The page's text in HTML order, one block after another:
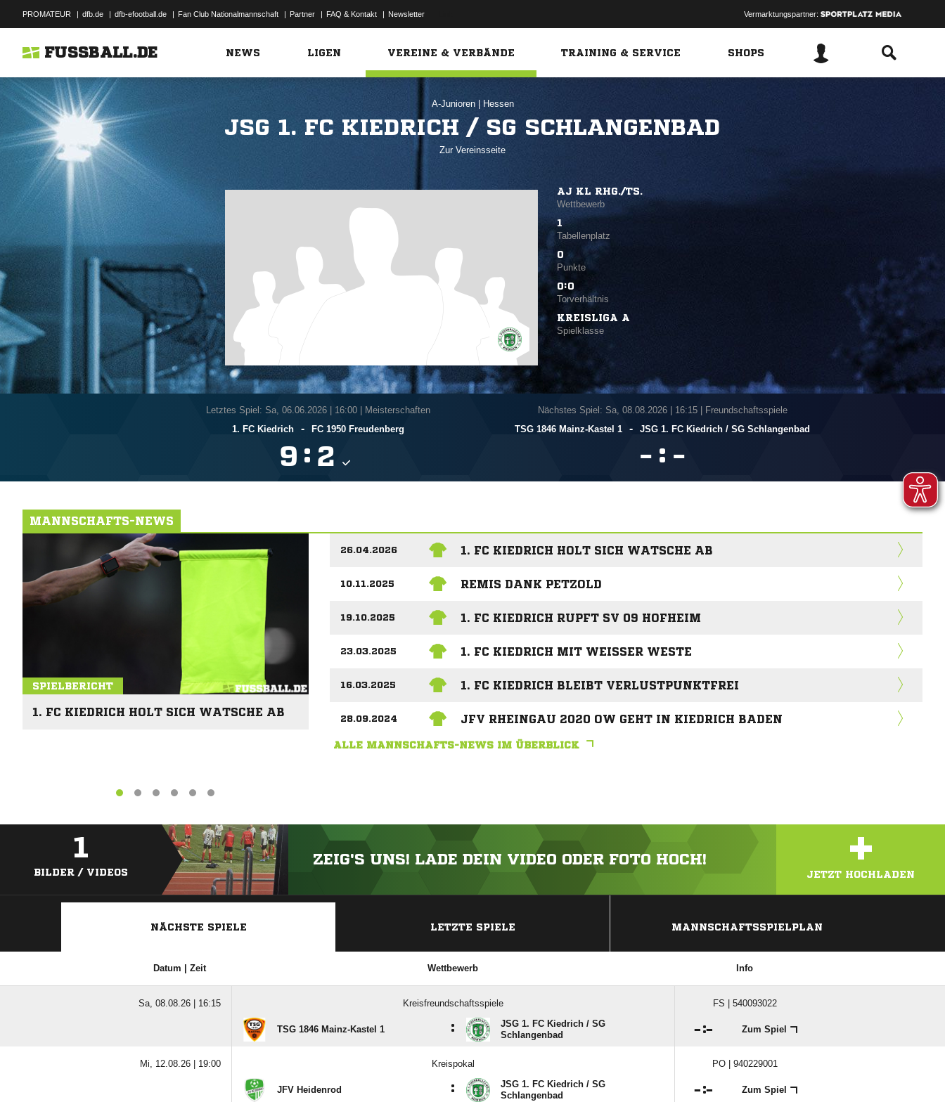
PROMATEUR | dfb.de | dfb-efootball.de | Fan Club Nationalmannschaft | Partner | FAQ & Kontakt | Newsletter Vermarktungspartner:
FUSSBALL.DE NEWS LIGEN VEREINE & VERBÄNDE TRAINING & SERVICE SHOPS
A-Junioren Hessen
JSG 1. FC KIEDRICH / SG SCHLANGENBAD
Zur Vereinsseite
AJ KL RHG./TS.
Wettbewerb
1
Tabellenplatz
0
Punkte
0:0
Torverhältnis
KREISLIGA A
Spielklasse
Letztes Spiel: Sa, 06.06.2026| 16:00 | Meisterschaften
1. FC Kiedrich
- FC 1950 Freudenberg
 : 
Nächstes Spiel: Sa, 08.08.2026| 16:15 | Freundschaftsspiele
TSG 1846 Mainz-Kastel 1
- JSG 1. FC Kiedrich /​ SG Schlangenbad
 : 
MANNSCHAFTS-NEWS
SPIELBERICHT
1. FC KIEDRICH HOLT SICH WATSCHE AB
26.04.2026 1. FC KIEDRICH HOLT SICH WATSCHE AB
10.11.2025 REMIS DANK PETZOLD
19.10.2025 1. FC KIEDRICH RUPFT SV 09 HOFHEIM
23.03.2025 1. FC KIEDRICH MIT WEISSER WESTE
16.03.2025 1. FC KIEDRICH BLEIBT VERLUSTPUNKTFREI
28.09.2024 JFV RHEINGAU 2020 OW GEHT IN KIEDRICH BADEN
ALLE MANNSCHAFTS-NEWS IM ÜBERBLICK
1
BILDER / VIDEOS
ZEIG'S UNS! LADE DEIN VIDEO ODER FOTO HOCH! +
JETZT HOCHLADEN
NÄCHSTE SPIELE LETZTE SPIELE MANNSCHAFTSSPIELPLAN
Datum | Zeit Wettbewerb Info
Sa, 08.08.26 | 16:15 Kreisfreundschaftsspiele FS | 540093022
TSG 1846 Mainz-Kastel 1 :
JSG 1. FC Kiedrich /​ SG
Schlangenbad
: Zum Spiel
Mi, 12.08.26 | 19:00 Kreispokal PO | 940229001
JFV Heidenrod :
JSG 1. FC Kiedrich /​ SG
Schlangenbad
: Zum Spiel